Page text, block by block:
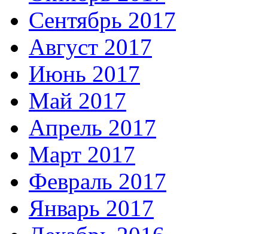
Сентябрь 2017
Август 2017
Июнь 2017
Май 2017
Апрель 2017
Март 2017
Февраль 2017
Январь 2017